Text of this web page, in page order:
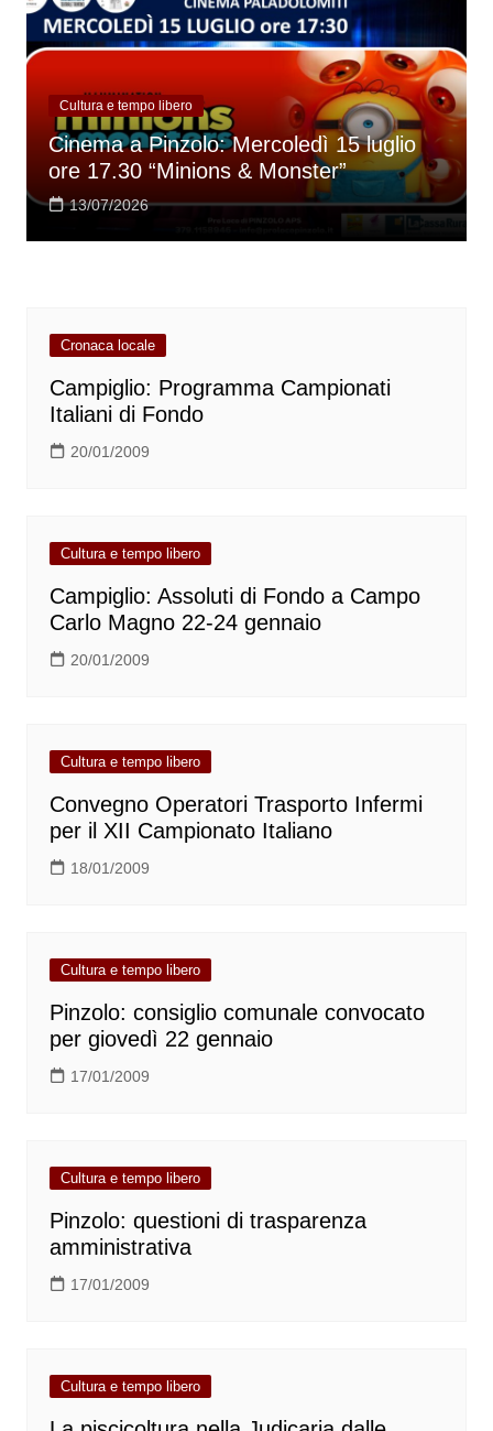
Cultura e tempo libero
Cinema a Pinzolo: Mercoledì 15 luglio
ore 17.30 “Minions & Monster”
13/07/2026
Cronaca locale
Campiglio: Programma Campionati
Italiani di Fondo
20/01/2009
Cultura e tempo libero
Campiglio: Assoluti di Fondo a Campo
Carlo Magno 22-24 gennaio
20/01/2009
Cultura e tempo libero
Convegno Operatori Trasporto Infermi
per il XII Campionato Italiano
18/01/2009
Cultura e tempo libero
Pinzolo: consiglio comunale convocato
per giovedì 22 gennaio
17/01/2009
Cultura e tempo libero
Pinzolo: questioni di trasparenza
amministrativa
17/01/2009
Cultura e tempo libero